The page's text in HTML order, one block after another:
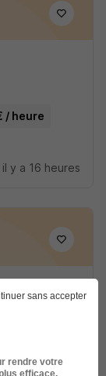
/ heure
il y a 16 heures
heure
sans accepter
rendre votre
efficace.